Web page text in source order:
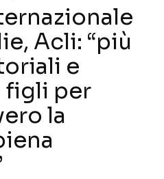
Acli: “più
e
figli per
la